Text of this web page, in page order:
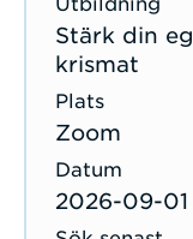
Stärk din
krismat
Zoom
2026-09-01